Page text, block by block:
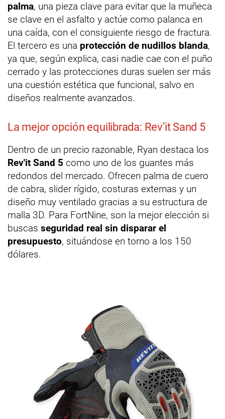
palma, una pieza clave para evitar que la muñeca
se clave en el asfalto y actúe como palanca en
una caída, con el consiguiente riesgo de fractura.
El tercero es una protección de nudillos blanda,
ya que, según explica, casi nadie cae con el puño
cerrado y las protecciones duras suelen ser más
una cuestión estética que funcional, salvo en
diseños realmente avanzados.
La mejor opción equilibrada: Rev’it Sand 5
Dentro de un precio razonable, Ryan destaca los
Rev'it Sand 5 como uno de los guantes más
redondos del mercado. Ofrecen palma de cuero
de cabra, slider rígido, costuras externas y un
diseño muy ventilado gracias a su estructura de
malla 3D. Para FortNine, son la mejor elección si
buscas seguridad real sin disparar el
presupuesto, situándose en torno a los 150
dólares.